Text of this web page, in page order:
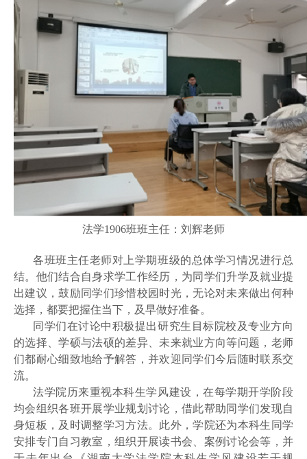
法学1906班班主任：刘辉老师
各班班主任老师对上学期班级的总体学习情况进行总
结。他们结合自身求学工作经历，为同学们升学及就业提
出建议，鼓励同学们珍惜校园时光，无论对未来做出何种
选择，都要把握住当下，及早做好准备。
同学们在讨论中积极提出研究生目标院校及专业方向
的选择、学硕与法硕的差异、未来就业方向等问题，老师
们都耐心细致地给予解答，并欢迎同学们今后随时联系交
流。
法学院历来重视本科生学风建设，在每学期开学阶段
均会组织各班开展学业规划讨论，借此帮助同学们发现自
身短板，及时调整学习方法。此外，学院还为本科生同学
安排专门自习教室，组织开展读书会、案例讨论会等，并